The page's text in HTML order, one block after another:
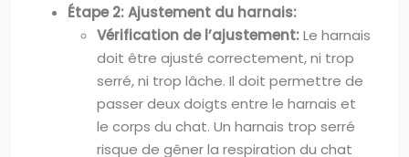
Étape 2: Ajustement du harnais:
Vérification de l’ajustement:Le harnais
doit être ajusté correctement, ni trop
serré, ni trop lâche. Il doit permettre de
passer deux doigts entre le harnais et
le corps du chat. Un harnais trop serré
risque de gêner la respiration du chat